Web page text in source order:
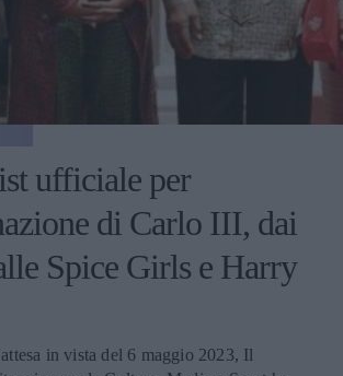
ufficiale per
di Carlo III, dai
Spice Girls e Harry
in vista del 6 maggio 2023, Il